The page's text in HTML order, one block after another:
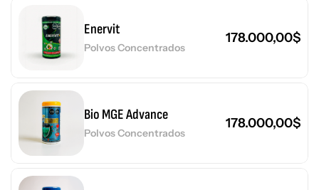
Enervit
Polvos Concentrados
178.000,00$
Bio MGE Advance
Polvos Concentrados
178.000,00$